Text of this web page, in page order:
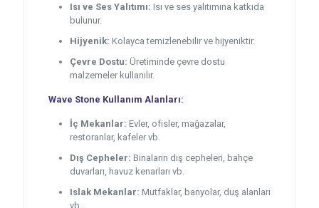
Isı ve Ses Yalıtımı: Isı ve ses yalıtımına katkıda
bulunur.
Hijyenik: Kolayca temizlenebilir ve hijyeniktir.
Çevre Dostu: Üretiminde çevre dostu
malzemeler kullanılır.
Wave Stone Kullanım Alanları:
İç Mekanlar: Evler, ofisler, mağazalar,
restoranlar, kafeler vb.
Dış Cepheler: Binaların dış cepheleri, bahçe
duvarları, havuz kenarları vb.
Islak Mekanlar: Mutfaklar, banyolar, duş alanları
vb.